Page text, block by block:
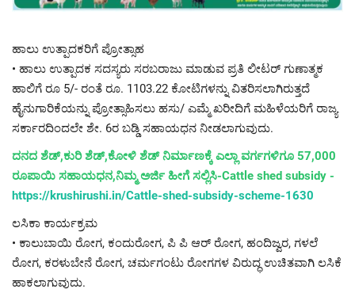
ಹಾಲು ಉತ್ಪಾದಕರಿಗೆ ಪ್ರೋತ್ಸಾಹ
• ಹಾಲು ಉತ್ಪಾದಕ ಸದಸ್ಯರು ಸರಬರಾಜು ಮಾಡುವ ಪ್ರತಿ ಲೀಟರ್ ಗುಣಾತ್ಮಕ
ಹಾಲಿಗೆ ರೂ 5/- ರಂತೆ ರೂ. 1103.22 ಕೋಟಿಗಳನ್ನು ವಿತರಿಸಲಾಗಿರುತ್ತದೆ
ಹೈನುಗಾರಿಕೆಯನ್ನು ಪ್ರೋತ್ಸಾಹಿಸಲು ಹಸು/ ಎಮ್ಮೆ ಖರೀದಿಗೆ ಮಹಿಳೆಯರಿಗೆ ರಾಜ್ಯ
ಸರ್ಕಾರದಿಂದಲೇ ಶೇ. 6ರ ಬಡ್ಡಿ ಸಹಾಯಧನ ನೀಡಲಾಗುವುದು.
ದನದ ಶೆಡ್,ಕುರಿ ಶೆಡ್,ಕೋಳಿ ಶೆಡ್ ನಿರ್ಮಾಣಕ್ಕೆ ಎಲ್ಲಾ ವರ್ಗಗಳಿಗೂ 57,000
ರೂಪಾಯಿ ಸಹಾಯಧನ,ನಿಮ್ಮ ಅರ್ಜಿ ಹೀಗೆ ಸಲ್ಲಿಸಿ-Cattle shed subsidy -
https://krushirushi.in/Cattle-shed-subsidy-scheme-1630
ಲಸಿಕಾ ಕಾರ್ಯಕ್ರಮ
• ಕಾಲುಬಾಯಿ ರೋಗ, ಕಂದುರೋಗ, ಪಿ ಪಿ ಆರ್ ರೋಗ, ಹಂದಿಜ್ವರ, ಗಳಲೆ
ರೋಗ, ಕರಳುಬೇನೆ ರೋಗ, ಚರ್ಮಗಂಟು ರೋಗಗಳ ವಿರುದ್ಧ ಉಚಿತವಾಗಿ ಲಸಿಕೆ
ಹಾಕಲಾಗುವುದು.